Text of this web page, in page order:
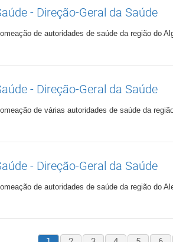
- Direção-Geral da Saúde
de autoridades de saúde da região do
- Direção-Geral da Saúde
de várias autoridades de saúde da
- Direção-Geral da Saúde
de autoridades de saúde da região do